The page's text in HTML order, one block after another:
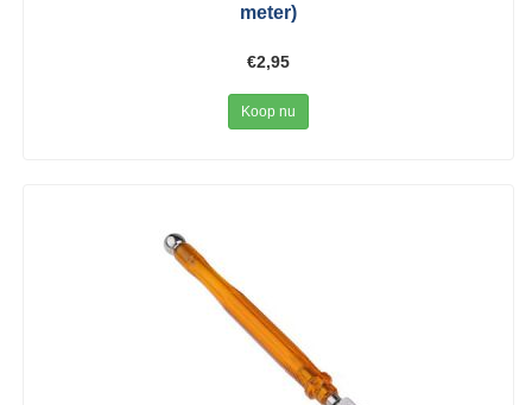
meter)
€2,95
Koop nu